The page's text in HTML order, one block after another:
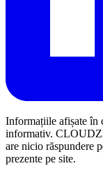
Informațiile afișate în
informativ.
are nicio răspundere
prezente pe site.